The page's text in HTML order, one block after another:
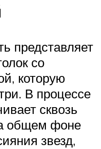
представляет
со
которую
В процессе
сквозь
общем фоне
звезд,